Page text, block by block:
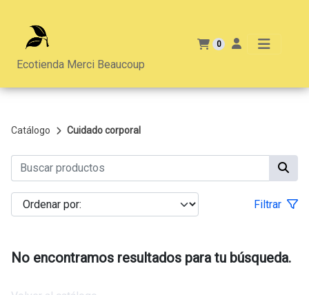
Ecotienda Merci Beaucoup
0
Catálogo Cuidado corporal
Filtrar
No encontramos resultados para tu búsqueda.